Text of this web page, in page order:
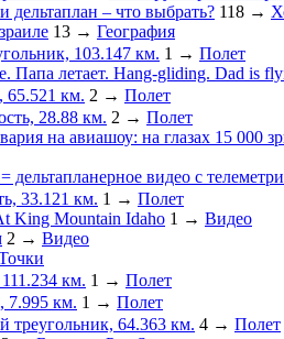
дельтаплан – что выбрать? 118 →
13 → География
103.147 км. 1 → Полет
Папа летает. Hang-gliding. Dad is
км. 2 → Полет
28.88 км. 2 → Полет
на авиашоу: на глазах 15 000
дельтапланерное видео с
33.121 км. 1 → Полет
King Mountain Idaho 1 → Видео
2 → Видео
км. 1 → Полет
7.995 км. 1 → Полет
треугольник, 64.363 км. 4 → Полет